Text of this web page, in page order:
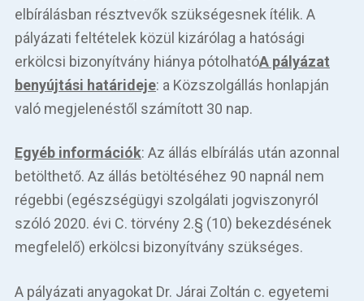
elbírálásban résztvevők szükségesnek ítélik. A
pályázati feltételek közül kizárólag a hatósági
erkölcsi bizonyítvány hiánya pótolhatóA pályázat
benyújtási határideje: a Közszolgállás honlapján
való megjelenéstől számított 30 nap.
Egyéb információk: Az állás elbírálás után azonnal
betölthető. Az állás betöltéséhez 90 napnál nem
régebbi (egészségügyi szolgálati jogviszonyról
szóló 2020. évi C. törvény 2.§ (10) bekezdésének
megfelelő) erkölcsi bizonyítvány szükséges.
A pályázati anyagokat Dr. Járai Zoltán c. egyetemi